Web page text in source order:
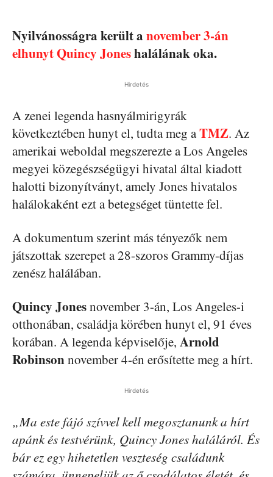
Nyilvánosságra került a november 3-án
elhunyt Quincy Joneshalálának oka.
Hirdetés
A zenei legenda hasnyálmirigyrák
következtében hunyt el, tudta meg aTMZ. Az
amerikai weboldal megszerezte a Los Angeles
megyei közegészségügyi hivatal által kiadott
halotti bizonyítványt, amely Jones hivatalos
halálokaként ezt a betegséget tüntette fel.
A dokumentum szerint más tényezők nem
játszottak szerepet a 28-szoros Grammy-díjas
zenész halálában.
Quincy Jonesnovember 3-án, Los Angeles-i
otthonában, családja körében hunyt el, 91 éves
korában. A legenda képviselője, Arnold
Robinsonnovember 4-én erősítette meg a hírt.
Hirdetés
„Ma este fájó szívvel kell megosztanunk a hírt
apánk és testvérünk, Quincy Jones haláláról. És
bár ez egy hihetetlen veszteség családunk